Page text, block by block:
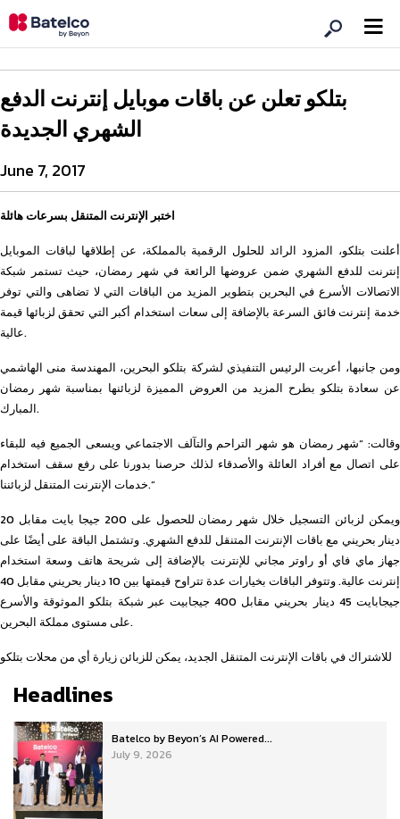
بتلكو تعلن عن باقات موبايل إنترنت الدفع
الشهري الجديدة
June 7, 2017
اختبر الإنترنت المتنقل بسرعات هائلة
أعلنت بتلكو، المزود الرائد للحلول الرقمية بالمملكة، عن إطلاقها لباقات الموبايل
إنترنت للدفع الشهري ضمن عروضها الرائعة في شهر رمضان، حيث تستمر شبكة
الاتصالات الأسرع في البحرين بتطوير المزيد من الباقات التي لا تضاهى والتي توفر
خدمة إنترنت فائق السرعة بالإضافة إلى سعات استخدام أكبر التي تحقق لزبائها قيمة
عالية.
ومن جانبها، أعربت الرئيس التنفيذي لشركة بتلكو البحرين، المهندسة منى الهاشمي
عن سعادة بتلكو بطرح المزيد من العروض المميزة لزبائنها بمناسبة شهر رمضان
المبارك.
وقالت: “شهر رمضان هو شهر التراحم والتآلف الاجتماعي ويسعى الجميع فيه للبقاء
على اتصال مع أفراد العائلة والأصدقاء لذلك حرصنا بدورنا على رفع سقف استخدام
خدمات الإنترنت المتنقل لزبائننا.”
ويمكن لزبائن التسجيل خلال شهر رمضان للحصول على 200 جيجا بايت مقابل 20
دينار بحريني مع باقات الإنترنت المتنقل للدفع الشهري. وتشتمل الباقة على أيضًا على
جهاز ماي فاي أو راوتر مجاني للإنترنت بالإضافة إلى شريحة هاتف وسعة استخدام
إنترنت عالية. وتتوفر الباقات بخيارات عدة تتراوح قيمتها بين 10 دينار بحريني مقابل 40
جيجابايت 45 دينار بحريني مقابل 400 جيجابيت عبر شبكة بتلكو الموثوقة والأسرع
على مستوى مملكة البحرين.
للاشتراك في باقات الإنترنت المتنقل الجديد، يمكن للزبائن زيارة أي من محلات بتلكو
Headlines
Batelco by Beyon’s AI Powered...
July 9, 2026